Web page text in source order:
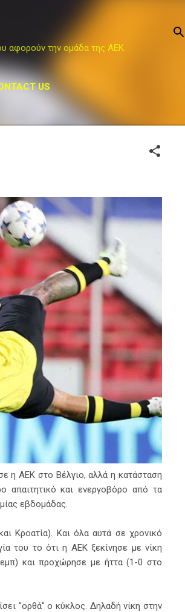
αφορούν την ομάδα της ΑΕΚ.
US
η ΑΕΚ στο Βέλγιο, αλλά η κατάσταση
απαιτητικό και ενεργοβόρο από τα
εβδομάδας.
Κροατία). Και όλα αυτά σε χρονικό
του το ότι η ΑΕΚ ξεκίνησε με νίκη
και προχώρησε με ήττα (1-0 στο
"ορθά" ο κύκλος. Δηλαδή νίκη στην